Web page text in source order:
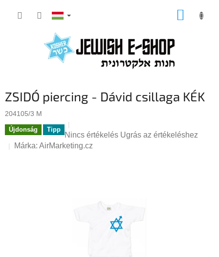
KOSÁR
ZSIDÓ piercing - Dávid csillaga KÉK
204105/3 M
Újdonság Tipp
A
termék
Nincs értékelés Ugrás az értékeléshez
Márka: AirMarketing.cz